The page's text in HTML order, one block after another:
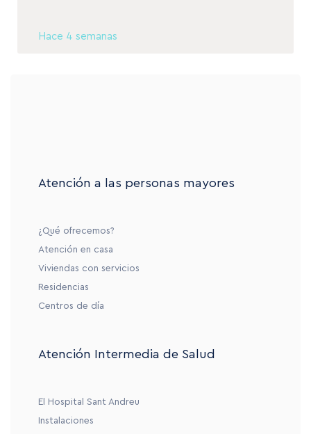
Hace 4 semanas
Atención a las personas mayores
¿Qué ofrecemos?
Atención en casa
Viviendas con servicios
Residencias
Centros de día
Atención Intermedia de Salud
El Hospital Sant Andreu
Instalaciones